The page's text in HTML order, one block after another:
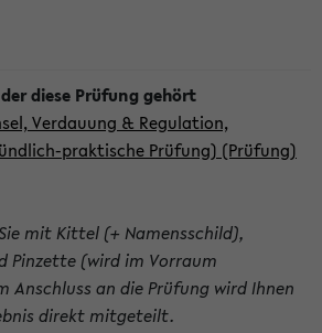
Verdauung & Regulation,
praktische Prüfung) (Prüfung)
mit Kittel (+ Namensschild),
Pinzette (wird im Vorraum
Anschluss an die Prüfung wird Ihnen
direkt mitgeteilt.